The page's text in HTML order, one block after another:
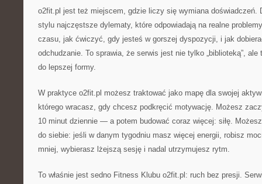
o2fit.pl jest też miejscem, gdzie liczy się wymiana doświadczeń.
stylu najczęstsze dylematy, które odpowiadają na realne
czasu, jak ćwiczyć, gdy jesteś w gorszej dyspozycji, i jak
odchudzanie. To sprawia, że serwis jest nie tylko „biblioteką”,
do lepszej formy.
W praktyce o2fit.pl możesz traktować jako mapę dla swojej
którego wracasz, gdy chcesz podkręcić motywację. Możesz
10 minut dziennie — a potem budować coraz więcej: siłę.
do siebie: jeśli w danym tygodniu masz więcej energii, robisz
mniej, wybierasz lżejszą sesję i nadal utrzymujesz rytm.
To właśnie jest sedno Fitness Klubu o2fit.pl: ruch bez presji.